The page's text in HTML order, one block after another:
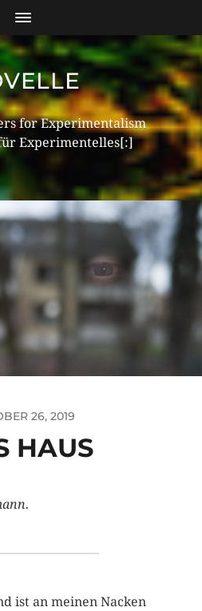
for Experimentalism
Experimentelles[:]
26, 2019
HAUS
ist an meinen Nacken